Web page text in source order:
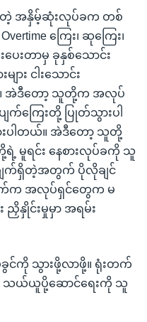
တဲ့ အနှိမ့်ဆုံးလုပ်ခက တစ်
ကြေး၊ ဆုကြေး၊
ပေးတာမှ ခုနှစ်သောင်း
ား ငါးသောင်း
။ အဲဒီတော့ သူတို့က အလုပ်
က်ကြေးတို့ ပြုတ်သွားပါ
းပါတယ်။ အဲဒီတော့ သူတို့
မူရင်း နေစားလုပ်ခကို သူ
ျက်ရှိတဲ့အတွက် ပိုလိုချင်
က်က အလုပ်ရှင်တွေက မ
နှိုင်းမှုမှာ အရမ်း
ခွင်ကို သွားဖို့လာဖို့။ ရုံးတက်
သယ်ယူပို့ဆောင်ရေးကို သူ